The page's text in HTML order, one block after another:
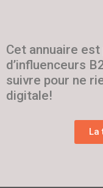
Cet annuaire
d’influenceurs
suivre pour ne
digitale!
La